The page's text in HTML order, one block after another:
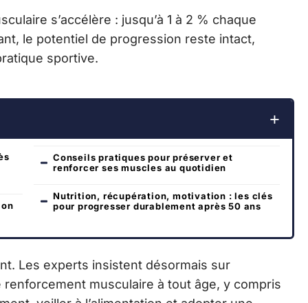
s’accélère : jusqu’à 1 à 2 % chaque
le potentiel de progression reste intact,
sportive.
Conseils pratiques pour préserver et
renforcer ses muscles au quotidien
Nutrition, récupération, motivation : les clés
pour progresser durablement après 50 ans
Les experts insistent désormais sur
musculaire à tout âge, y compris